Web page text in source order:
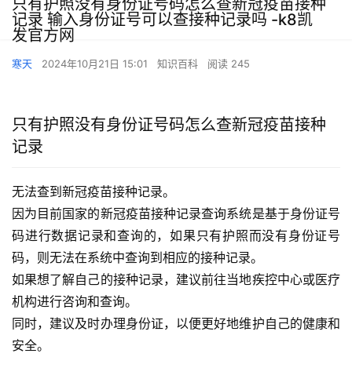
只有护照没有身份证号码怎么查新冠疫苗接种
记录 输入身份证号可以查接种记录吗 -k8凯
发官方网
寒天 2024年10月21日 15:01 知识百科 阅读 245
只有护照没有身份证号码怎么查新冠疫苗接种
记录
无法查到新冠疫苗接种记录。
因为目前国家的新冠疫苗接种记录查询系统是基于身份证号
码进行数据记录和查询的，如果只有护照而没有身份证号
码，则无法在系统中查询到相应的接种记录。
如果想了解自己的接种记录，建议前往当地疾控中心或医疗
机构进行咨询和查询。
同时，建议及时办理身份证，以便更好地维护自己的健康和
安全。